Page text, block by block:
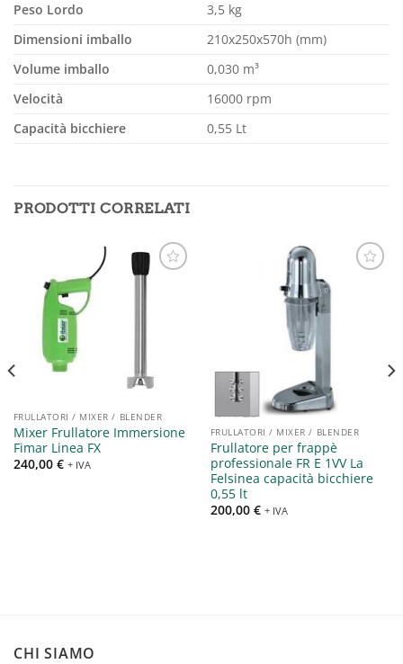
Peso Lordo
3,5 kg
Dimensioni imballo
210x250x570h (mm)
Volume imballo
0,030 m³
Velocità
16000 rpm
Capacità bicchiere
0,55 Lt
PRODOTTI CORRELATI
FRULLATORI / MIXER / BLENDER
Mixer Frullatore Immersione
Fimar Linea FX
240,00 € + IVA
FRULLATORI / MIXER / BLENDER
Frullatore per frappè
professionale FR E 1VV La
Felsinea capacità bicchiere
0,55 lt
200,00 € + IVA
CHI SIAMO